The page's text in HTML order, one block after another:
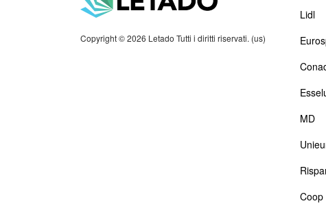
Copyright © 2026 Letado Tutti i diritti riservati. (us)
Lidl
MD
Coop